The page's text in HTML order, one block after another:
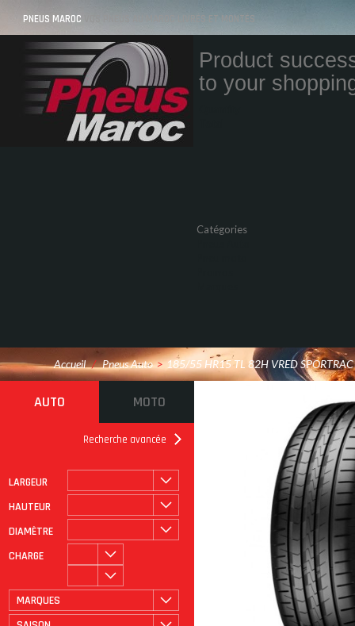
PNEUS MAROC VOS PNEUS AU MAROC LIVRÉS ET MONTÉS
Product
to your
Catégories
Accueil / Pneus Auto > 185/55 HR15 TL 82H VRED
AUTO MOTO
Recherche avancée
LARGEUR
HAUTEUR
DIAMÈTRE
CHARGE
MARQUES
ROULAGE À PLAT